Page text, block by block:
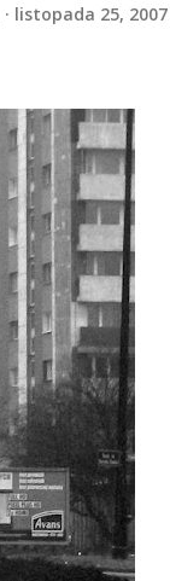
listopada 25, 2007